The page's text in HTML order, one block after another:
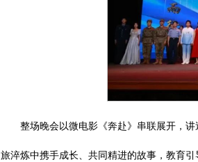
整场晚会以微电影《奔赴》串联展开，
旅淬炼中携手成长、共同精进的故事，教育